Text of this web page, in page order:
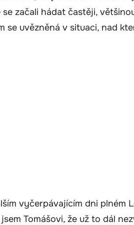
se začali hádat častěji,
se uvězněná v situaci, nad
vyčerpávajícím dni plném
Tomášovi, že už to dál